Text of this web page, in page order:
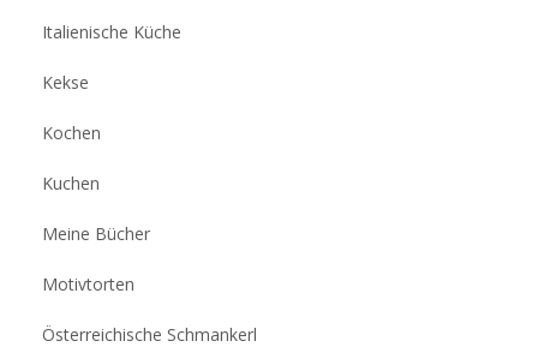
Italienische Küche
Kekse
Kochen
Kuchen
Meine Bücher
Motivtorten
Österreichische Schmankerl